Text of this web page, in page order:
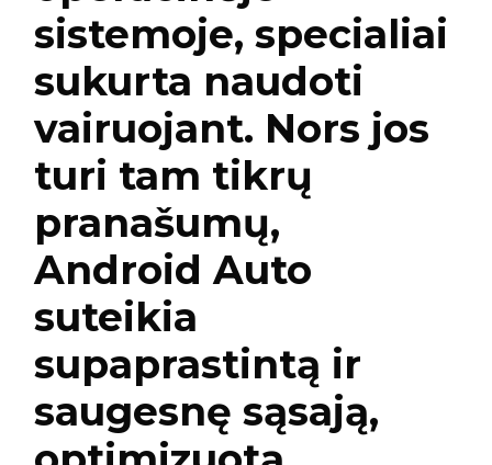
sistemoje, specialiai
sukurta naudoti
vairuojant. Nors jos
turi tam tikrų
pranašumų,
Android Auto
suteikia
supaprastintą ir
saugesnę sąsają,